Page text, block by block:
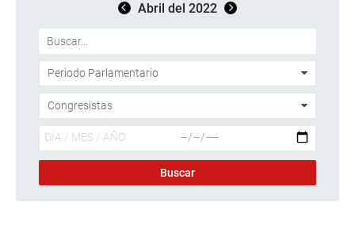
Abril del 2022